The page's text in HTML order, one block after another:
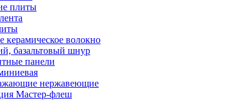
плиты
керамическое волокно
базальтовый шнур
панели
нержавеющие
Мастер-флеш